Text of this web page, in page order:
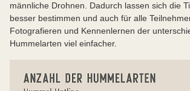
männliche Drohnen. Dadurch lassen sich die
besser bestimmen und auch für alle
Fotografieren und Kennenlernen der
Hummelarten viel einfacher.